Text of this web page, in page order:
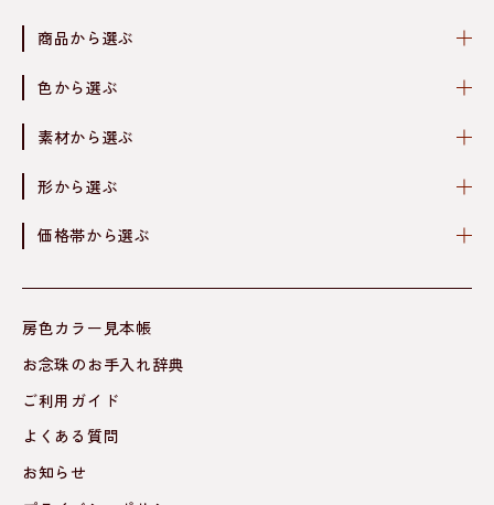
商品から選ぶ
色から選ぶ
素材から選ぶ
形から選ぶ
価格帯から選ぶ
房色カラー見本帳
お念珠のお手入れ辞典
ご利用ガイド
よくある質問
お知らせ